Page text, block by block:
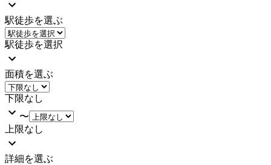
駅徒歩を選ぶ
駅徒歩を選択
面積を選ぶ
下限なし
〜
上限なし
詳細を選ぶ